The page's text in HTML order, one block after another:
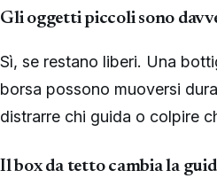
Gli oggetti piccoli sono
Sì, se restano liberi. Una
borsa possono muoversi
distrarre chi guida o colpire
Il box da tetto cambia la